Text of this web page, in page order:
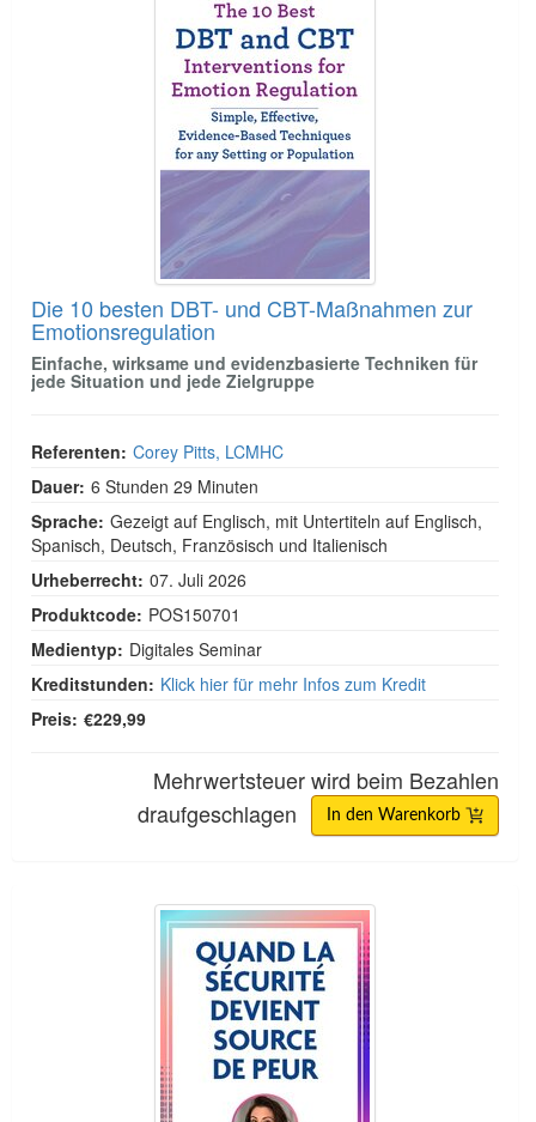
Die 10 besten DBT- und CBT-Maßnahmen zur
Emotionsregulation
Einfache, wirksame und evidenzbasierte Techniken für
jede Situation und jede Zielgruppe
Referenten: Corey Pitts, LCMHC
Dauer: 6 Stunden 29 Minuten
Sprache: Gezeigt auf Englisch, mit Untertiteln auf Englisch,
Spanisch, Deutsch, Französisch und Italienisch
Urheberrecht: 07. Juli 2026
Produktcode: POS150701
Medientyp: Digitales Seminar
Kreditstunden: Klick hier für mehr Infos zum Kredit
Preis: €229,99
Mehrwertsteuer wird beim Bezahlen
draufgeschlagen
In den Warenkorb
Wenn die Bindung gestört ist: Klinische